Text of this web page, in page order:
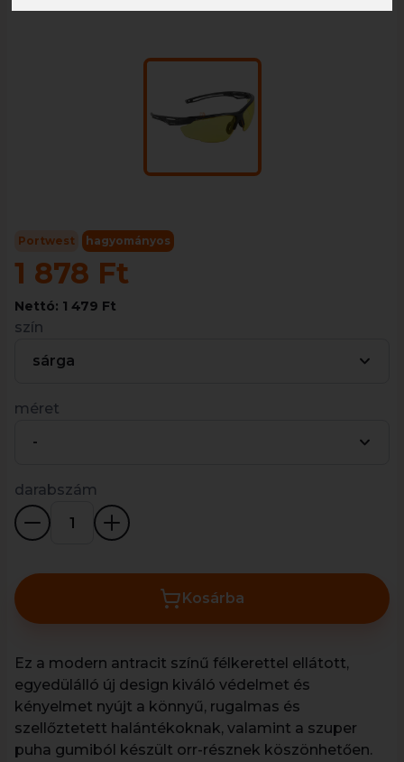
Portwest hagyományos
1 878 Ft
Nettó: 1 479 Ft
szín
sárga
méret
-
darabszám
Kosárba
Ez a modern antracit színű félkerettel ellátott,
egyedülálló új design kiváló védelmet és
kényelmet nyújt a könnyű, rugalmas és
szellőztetett halántékoknak, valamint a szuper
puha gumiból készült orr-résznek köszönhetően.